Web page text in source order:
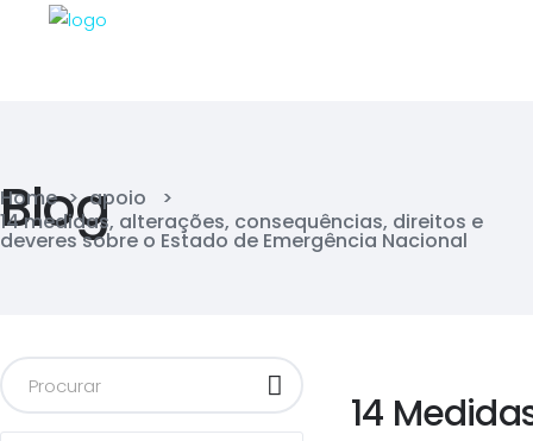
Blog
Home > apoio
>
14 medidas, alterações, consequências, direitos e
deveres sobre o Estado de Emergência Nacional
14